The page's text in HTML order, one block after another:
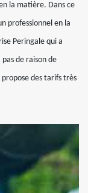
la matière. Dans ce
professionnel en la
Peringale qui a
de raison de
des tarifs très